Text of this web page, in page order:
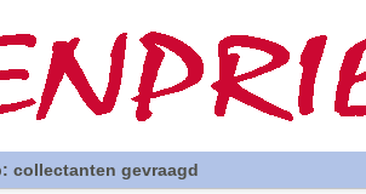
collectanten gevraagd